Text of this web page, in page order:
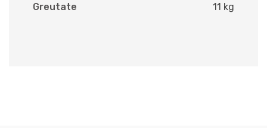
Greutate 11 kg